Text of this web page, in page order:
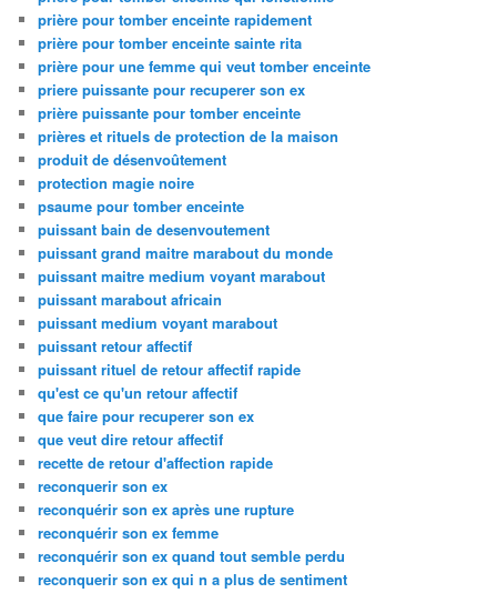
prière pour tomber enceinte rapidement
prière pour tomber enceinte sainte rita
prière pour une femme qui veut tomber enceinte
priere puissante pour recuperer son ex
prière puissante pour tomber enceinte
prières et rituels de protection de la maison
produit de désenvoûtement
protection magie noire
psaume pour tomber enceinte
puissant bain de desenvoutement
puissant grand maitre marabout du monde
puissant maitre medium voyant marabout
puissant marabout africain
puissant medium voyant marabout
puissant retour affectif
puissant rituel de retour affectif rapide
qu'est ce qu'un retour affectif
que faire pour recuperer son ex
que veut dire retour affectif
recette de retour d'affection rapide
reconquerir son ex
reconquérir son ex après une rupture
reconquérir son ex femme
reconquérir son ex quand tout semble perdu
reconquerir son ex qui n a plus de sentiment